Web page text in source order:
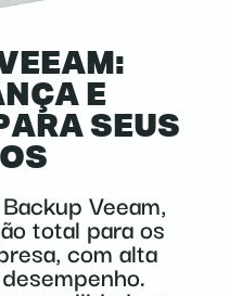
E
SEUS
Veeam,
total para os
com alta